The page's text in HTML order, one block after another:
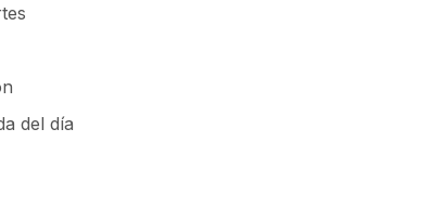
del día